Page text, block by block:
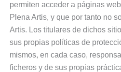
permiten acceder a páginas
Plena Artis, y que por tanto no
Artis. Los titulares de dichos
sus propias políticas de
mismos, en cada caso,
ficheros y de sus propias